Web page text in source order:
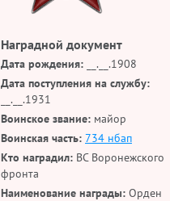
Наградной документ
Дата рождения: __.__.1908
Дата поступления на службу:
__.__.1931
Воинское звание: майор
Воинская часть: 734 нбап
Кто наградил: ВС Воронежского
фронта
Наименование награды: Орден